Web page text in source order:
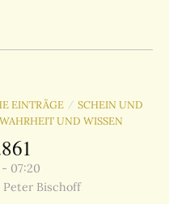
EINTRÄGE / SCHEIN UND
WAHRHEIT UND WISSEN
07:20
Bischoff